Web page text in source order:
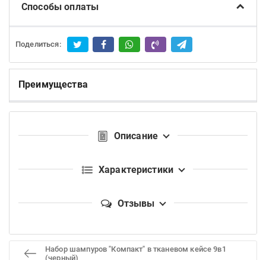
Способы оплаты
Поделиться:
Преимущества
Описание
Характеристики
Отзывы
Набор шампуров "Компакт" в тканевом кейсе 9в1
(черный)